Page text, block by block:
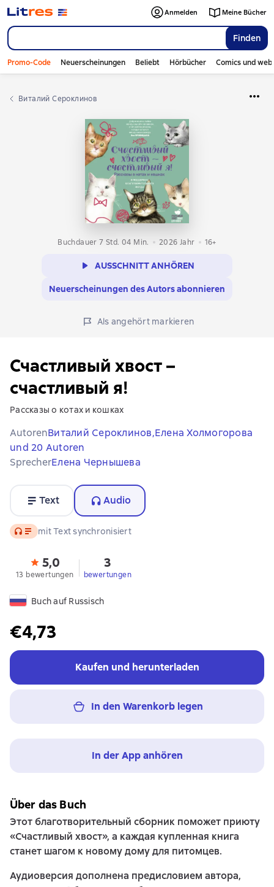
Finden
Anmelden Meine Bücher
Promo-Code Neuerscheinungen Beliebt Hörbücher Comics und
Виталий Сероклинов
Buchdauer 7 Std. 04 Min. 2026 Jahr 16+
AUSSCHNITT ANHÖREN
Neuerscheinungen des Autors abonnieren
Als angehört markieren
Счастливый хвост –
счастливый я!
Рассказы о котах и кошках
AutorenВиталий Сероклинов,Елена Холмогорова
und 20 Autoren
SprecherЕлена Чернышева
Text Audio
Audio mit Text synchronisiert
5,0
13 bewertungen
3
bewertungen
Buch auf Russisch
€4,73
Kaufen und herunterladen
In den Warenkorb legen
In der App anhören
Über das Buch
Этот благотворительный сборник поможет приюту
«Счастливый хвост», а каждая купленная книга
станет шагом к новому дому для питомцев.
Аудиоверсия дополнена предисловием автора,